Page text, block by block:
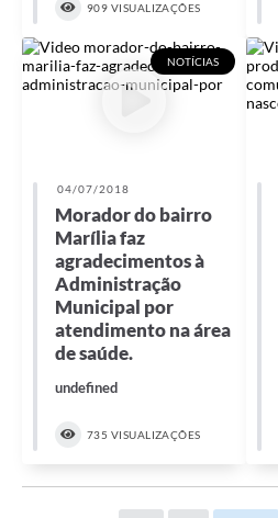
909 VISUALIZAÇÕES
NOTÍCIAS
04/07/2018
Morador do bairro
Marília faz
agradecimentos à
Administração
Municipal por
atendimento na área
de saúde.
undefined
735 VISUALIZAÇÕES